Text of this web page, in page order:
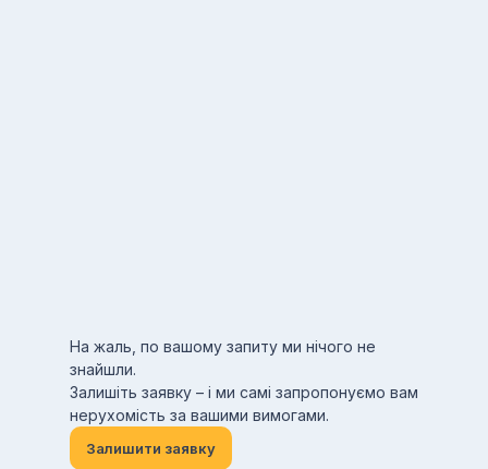
На жаль, по вашому запиту ми нічого не
знайшли.
Залишіть заявку – і ми самі запропонуємо вам
нерухомість за вашими вимогами.
Залишити заявку